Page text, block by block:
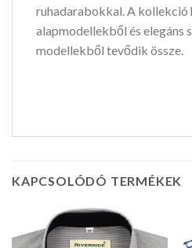
ruhadarabokkal. A kollekció
alapmodellekből és elegáns
modellekből tevődik össze.
KAPCSOLÓDÓ TERMÉKEK